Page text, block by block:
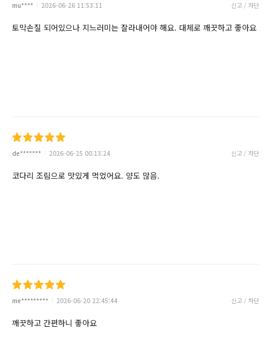
mu**** 2026-06-26 11:53:11 신고 / 차단
토막손질 되어있으나 지느러미는 잘라내어야 해요. 대체로 깨끗하고 좋아요
de******* 2026-06-25 00:13:24 신고 / 차단
코다리 조림으로 맛있게 먹었어요. 양도 많음.
me********* 2026-06-20 22:45:44 신고 / 차단
깨끗하고 간편하니 좋아요